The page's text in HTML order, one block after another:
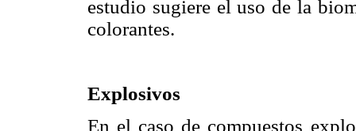
estudio sugiere el uso de la
colorantes.
Explosivos
En el caso de compuestos